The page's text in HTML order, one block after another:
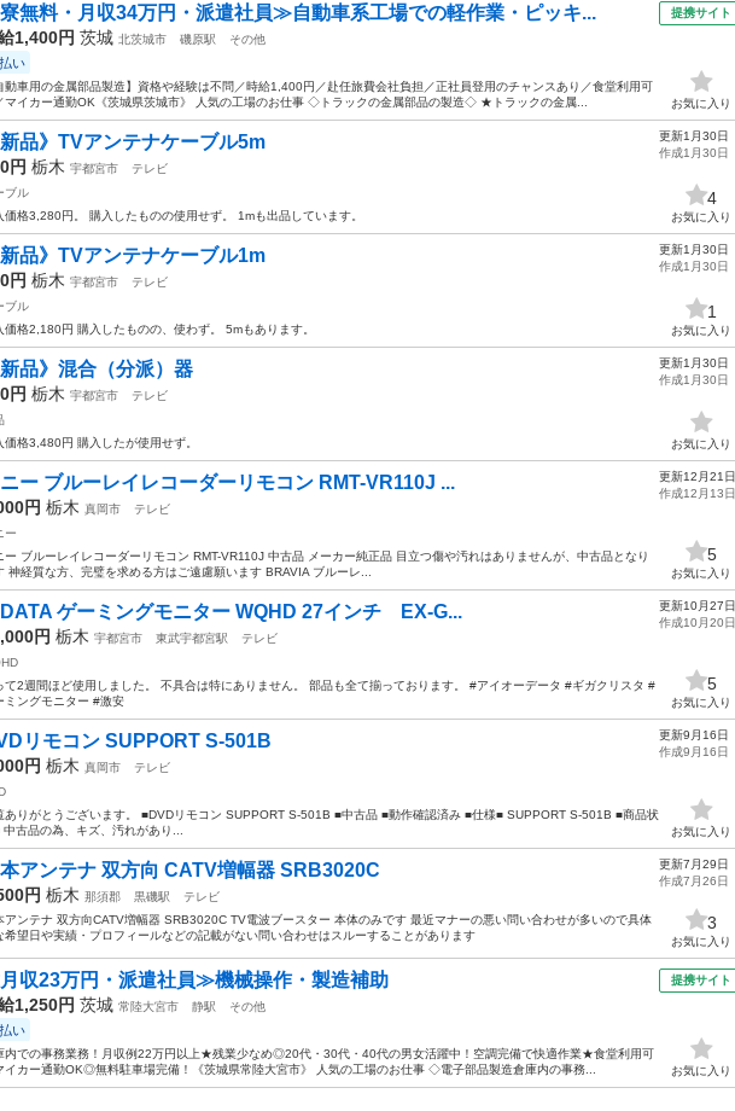
無料・月収34万円・派遣社員≫自動車系工場での軽作業・ピッキ...
1,400円 茨城 北茨城市 磯原駅 その他
い
動車用の金属部品製造】資格や経験は不問／時給1,400円／赴任旅費会社負担／正社員登用のチャンスあり／食堂利用可
マイカー通勤OK《茨城県茨城市》 人気の工場のお仕事 ◇トラックの金属部品の製造◇ ★トラックの金属...
提携サイト
お気に入り
新品》TVアンテナケーブル5m
円 栃木 宇都宮市
テレビ
ブル
価格3,280円。 購入したものの使用せず。 1mも出品しています。
更新1月30日
作成1月30日
4
お気に入り
新品》TVアンテナケーブル1m
円 栃木 宇都宮市
テレビ
ブル
価格2,180円 購入したものの、使わず。 5mもあります。
更新1月30日
作成1月30日
1
お気に入り
新品》混合（分派）器
円 栃木 宇都宮市
テレビ
価格3,480円 購入したが使用せず。
更新1月30日
作成1月30日
お気に入り
ー ブルーレイレコーダーリモコン RMT-VR110J ...
円 栃木 真岡市
テレビ
ー
ー ブルーレイレコーダーリモコン RMT-VR110J 中古品 メーカー純正品 目立つ傷や汚れはありませんが、中古品となり
神経質な方、完璧を求める方はご遠慮願います BRAVIA ブルーレ...
更新12月21日
作成12月13日
5
お気に入り
ゲーミングモニター WQHD 27インチ EX-G...
円 栃木 宇都宮市 東武宇都宮駅
テレビ
て2週間ほど使用しました。 不具合は特にありません。 部品も全て揃っております。 #アイオーデータ #ギガクリスタ #
ミングモニター #激安
更新10月27日
作成10月20日
5
お気に入り
リモコン SUPPORT S-501B
円 栃木 真岡市
テレビ
ありがとうございます。 ■DVDリモコン SUPPORT S-501B ■中古品 ■動作確認済み ■仕様■ SUPPORT S-501B ■商品状
中古品の為、キズ、汚れがあり...
更新9月16日
作成9月16日
お気に入り
本アンテナ 双方向 CATV増幅器 SRB3020C
円 栃木 那須郡 黒磯駅
テレビ
アンテナ 双方向CATV増幅器 SRB3020C TV電波ブースター 本体のみです 最近マナーの悪い問い合わせが多いので具体
希望日や実績・プロフィールなどの記載がない問い合わせはスルーすることがあります
更新7月29日
作成7月26日
3
お気に入り
収23万円・派遣社員≫機械操作・製造補助
1,250円 茨城 常陸大宮市 静駅 その他
い
内での事務業務！月収例22万円以上★残業少なめ◎20代・30代・40代の男女活躍中！空調完備で快適作業★食堂利用可
カー通勤OK◎無料駐車場完備！《茨城県常陸大宮市》 人気の工場のお仕事 ◇電子部品製造倉庫内の事務...
提携サイト
お気に入り